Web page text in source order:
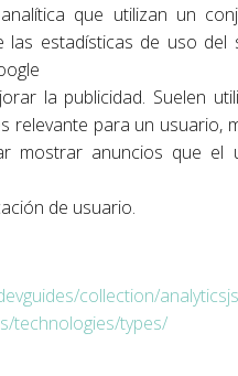
que utilizan un
estadísticas de uso del
la publicidad. Suelen
relevante para un usuario,
mostrar anuncios que el
de usuario.
collection/
technologies/types/